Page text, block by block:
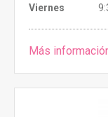
Viernes
Más